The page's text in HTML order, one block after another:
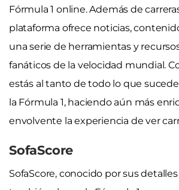
Fórmula 1 online. Además de
plataforma ofrece noticias,
una serie de herramientas y
fanáticos de la velocidad mundial.
estás al tanto de todo lo que
la Fórmula 1, haciendo aún más
envolvente la experiencia de ver
SofaScore
SofaScore, conocido por sus